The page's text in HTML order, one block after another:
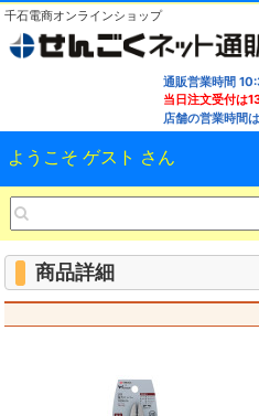
千石電商オンラインショップ
通販営業時間
当日注文受付は
店舗の営業時間
ようこそ ゲスト さん
商品詳細